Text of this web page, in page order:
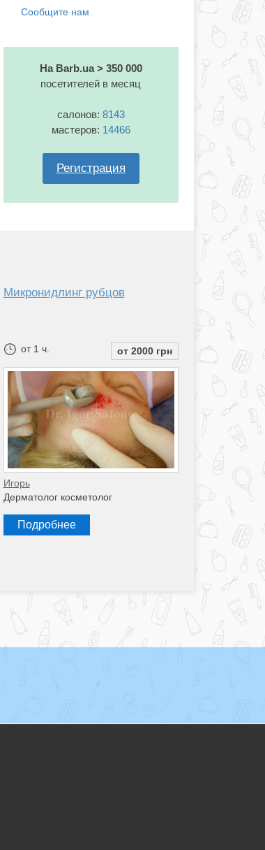
На Barb.ua > 350 000
посетителей в месяц
салонов: 8143
мастеров: 14466
Регистрация
Микронидлинг рубцов
от 1 ч. от 2000 грн
Игорь
Дерматолог косметолог
Подробнее